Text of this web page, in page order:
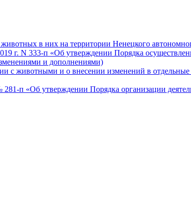
в них на территории Ненецкого
г. N 333-п «Об утверждении Порядка
и дополнениями)
с животными и о внесении изменений в отдельные
п «Об утверждении Порядка организации